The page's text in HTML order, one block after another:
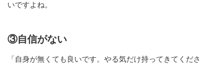
いですよね。
③自信がない
「自身が無くても良いです。やる気だけ持ってきてくださ